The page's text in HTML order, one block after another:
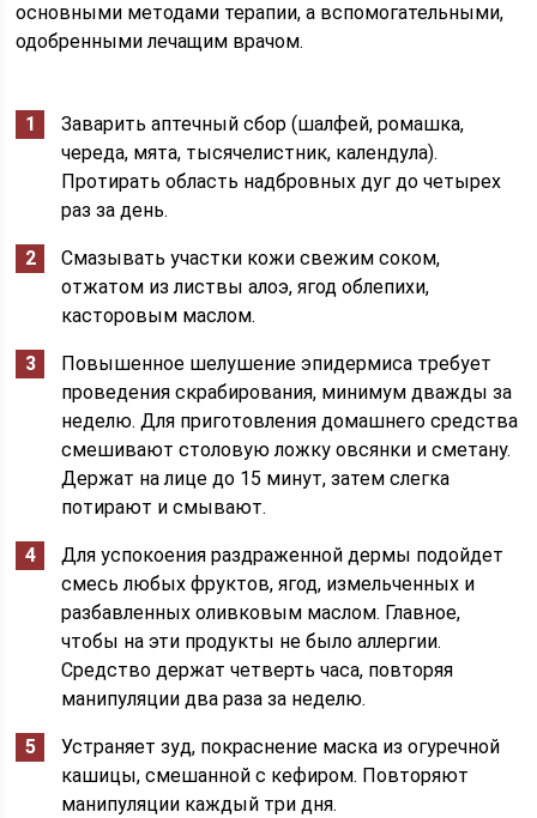
основными методами терапии, а вспомогательными,
одобренными лечащим врачом.
Заварить аптечный сбор (шалфей, ромашка,
череда, мята, тысячелистник, календула).
Протирать область надбровных дуг до четырех
раз за день.
Смазывать участки кожи свежим соком,
отжатом из листвы алоэ, ягод облепихи,
касторовым маслом.
Повышенное шелушение эпидермиса требует
проведения скрабирования, минимум дважды за
неделю. Для приготовления домашнего средства
смешивают столовую ложку овсянки и сметану.
Держат на лице до 15 минут, затем слегка
потирают и смывают.
Для успокоения раздраженной дермы подойдет
смесь любых фруктов, ягод, измельченных и
разбавленных оливковым маслом. Главное,
чтобы на эти продукты не было аллергии.
Средство держат четверть часа, повторяя
манипуляции два раза за неделю.
Устраняет зуд, покраснение маска из огуречной
кашицы, смешанной с кефиром. Повторяют
манипуляции каждый три дня.